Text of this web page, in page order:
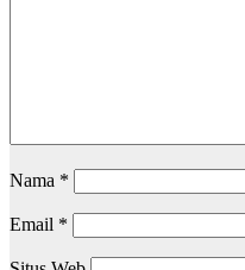
Nama *
Email *